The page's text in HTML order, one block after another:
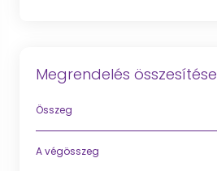
Megrendelés összesítése
Összeg
A végösszeg